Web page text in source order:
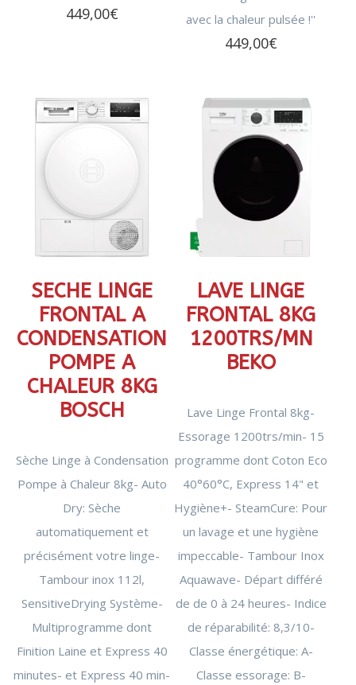
449,00€
avec la chaleur pulsée !''
449,00€
SECHE LINGE
FRONTAL A
CONDENSATION
POMPE A
CHALEUR 8KG
BOSCH
Sèche Linge à Condensation
Pompe à Chaleur 8kg- Auto
Dry: Sèche
automatiquement et
précisément votre linge-
Tambour inox 112l,
SensitiveDrying Système-
Multiprogramme dont
Finition Laine et Express 40
minutes- et Express 40 min-
LAVE LINGE
FRONTAL 8KG
1200TRS/MN
BEKO
Lave Linge Frontal 8kg-
Essorage 1200trs/min- 15
programme dont Coton Eco
40°60°C, Express 14" et
Hygiène+- SteamCure: Pour
un lavage et une hygiène
impeccable- Tambour Inox
Aquawave- Départ différé
de de 0 à 24 heures- Indice
de réparabilité: 8,3/10-
Classe énergétique: A-
Classe essorage: B-